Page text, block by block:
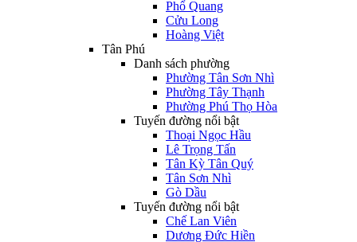
Phổ Quang
Cửu Long
Hoàng Việt
Tân Phú
Danh sách phường
Phường Tân Sơn Nhì
Phường Tây Thạnh
Phường Phú Thọ Hòa
Tuyến đường nổi bật
Thoại Ngọc Hầu
Lê Trọng Tấn
Tân Kỳ Tân Quý
Tân Sơn Nhì
Gò Dầu
Tuyến đường nổi bật
Chế Lan Viên
Dương Đức Hiền